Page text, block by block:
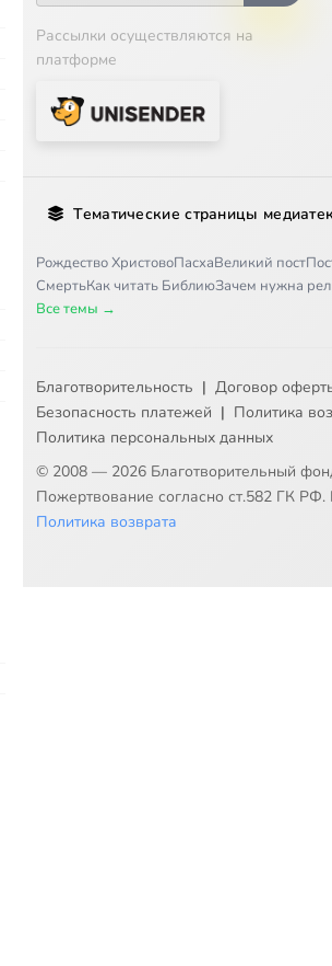
Рассылки осуществляются на
платформе
Тематические страницы
Рождество ХристовоПасхаВеликий пост
СмертьКак читать БиблиюЗачем нужна
Все темы →
Благотворительность | Договор
Безопасность платежей | Политика
Политика персональных данных
© 2008 — 2026 Благотворительный
Пожертвование согласно ст.582 ГК
Политика возврата